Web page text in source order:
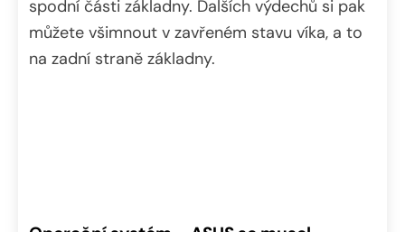
spodní části základny. Dalších výdechů si pak
můžete všimnout v zavřeném stavu víka, a to
na zadní straně základny.